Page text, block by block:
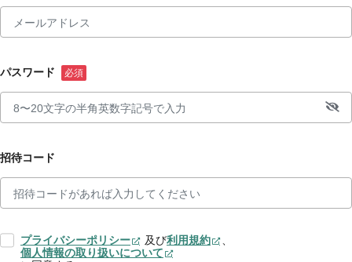
パスワード
招待コード
プライバシーポリシー 及び利用規約
、
個人情報の取り扱いについて